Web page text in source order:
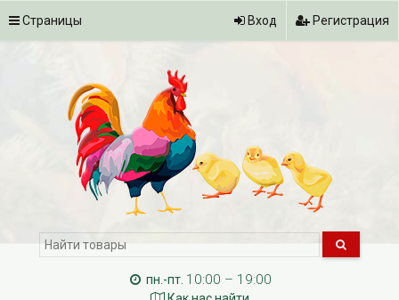
Страницы Вход Регистрация
пн.-пт. 10:00 – 19:00